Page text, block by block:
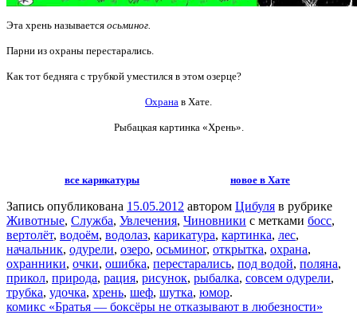
Эта хрень называется осьминог.
Парни из охраны перестарались.
Как тот бедняга с трубкой уместился в этом озерце?
Охрана в Хате.
Рыбацкая картинка «Хрень».
все карикатуры новое в Хате
Запись опубликована 15.05.2012 автором Цибуля в рубрике
Животные, Служба, Увлечения, Чиновники с метками босс,
вертолёт, водоём, водолаз, карикатура, картинка, лес,
начальник, одурели, озеро, осьминог, открытка, охрана,
охранники, очки, ошибка, перестарались, под водой, поляна,
прикол, природа, рация, рисунок, рыбалка, совсем одурели,
трубка, удочка, хрень, шеф, шутка, юмор.
комикс «Братья — боксёры не отказывают в любезности»